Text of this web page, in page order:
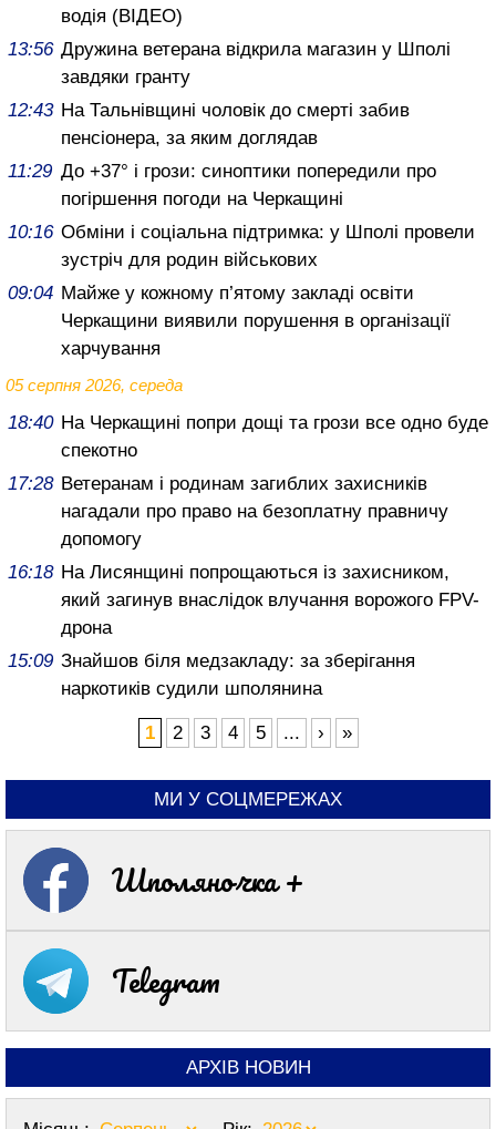
водія (ВІДЕО)
13:56 Дружина ветерана відкрила магазин у Шполі
завдяки гранту
12:43 На Тальнівщині чоловік до смерті забив
пенсіонера, за яким доглядав
11:29 До +37° і грози: синоптики попередили про
погіршення погоди на Черкащині
10:16 Обміни і соціальна підтримка: у Шполі провели
зустріч для родин військових
09:04 Майже у кожному п’ятому закладі освіти
Черкащини виявили порушення в організації
харчування
05 серпня 2026, середа
18:40 На Черкащині попри дощі та грози все одно буде
спекотно
17:28 Ветеранам і родинам загиблих захисників
нагадали про право на безоплатну правничу
допомогу
16:18 На Лисянщині попрощаються із захисником,
який загинув внаслідок влучання ворожого FPV-
дрона
15:09 Знайшов біля медзакладу: за зберігання
наркотиків судили шполянина
1 2 3 4 5 ... › »
МИ У СОЦМЕРЕЖАХ
Шполяночка +
Telegram
АРХІВ НОВИН